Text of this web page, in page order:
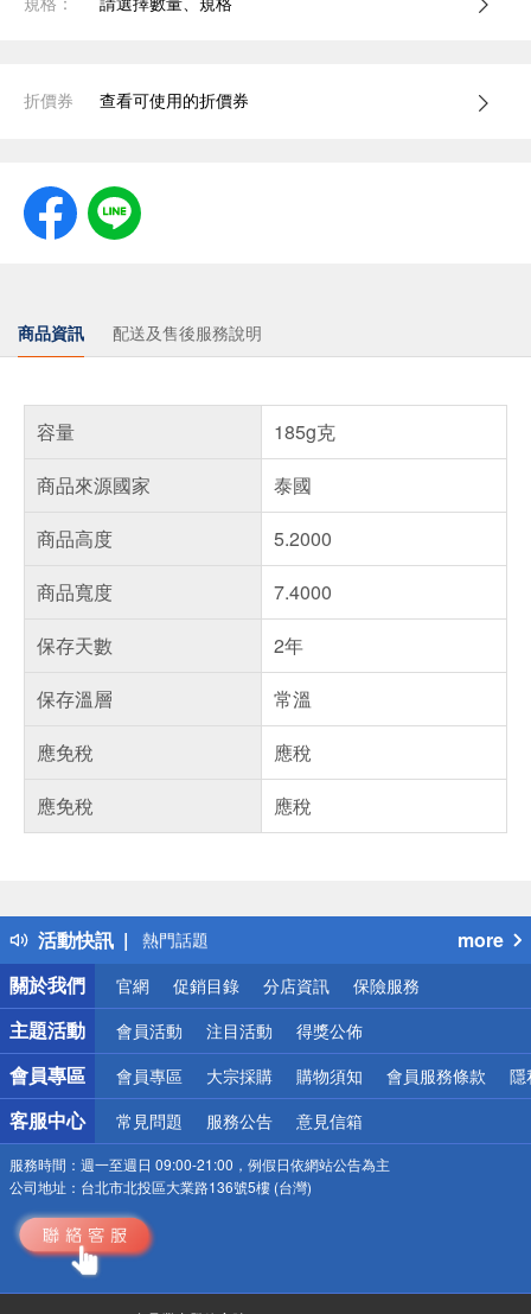
折價券 查看可使用的折價券
商品資訊 配送及售後服務說明
容量
185g克
商品來源國家
泰國
商品高度
5.2000
商品寬度
7.4000
保存天數
2年
保存溫層
常溫
應免稅
應稅
應免稅
應稅
活動快訊
得獎公告
熱門話題
銀行優惠
偏遠地區配送
詐騙網頁！請小心！
more
關於我們
官網 促銷目錄 分店資訊 保險服務
主題活動 會員活動 注目活動 得獎公佈
會員專區 會員專區 大宗採購 購物須知 會員服務條款 隱
客服中心 常見問題 服務公告 意見信箱
服務時間： 週一至週日 09:00-21:00，例假日依網站公告為主
公司地址： 台北市北投區大業路136號5樓 (台灣)